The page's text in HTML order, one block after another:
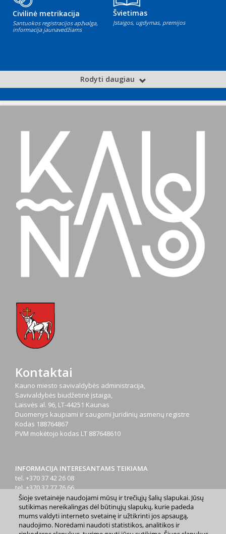
Civilinė metrikacija
Santuokos registracijos apžvalga,
informacija jaunavedžiams
Švietimas
Įstaigos, ugdymas, premijos
Rodyti daugiau
Kontaktai
Kauno miesto savivaldybės administracija,
Savivaldybės biudžetinė įstaiga,
Laisvės al. 96, LT-44251 Kaunas
Duomenys kaupiami ir saugomi Juridinių asmenų registre
Kodas 188764867
PVM mokėtojo kodas LT 887648610
INFORMACIJA INTERESANTAMS TEIKIAMA
tel. +370 37 42 26 08
tel. +370 37 77 76 66
tel. +370 660 07000
el. p.info@kaunas.lt
Šioje svetainėje naudojami mūsų ir trečiųjų šalių slapukai. Jūsų
sutikimas nereikalingas dėl būtinųjų slapukų, kurie padeda
mums valdyti interneto svetainę ir užtikrinti jos apsaugą,
naudojimo. Norėdami naudoti statistikos, analitikos ir